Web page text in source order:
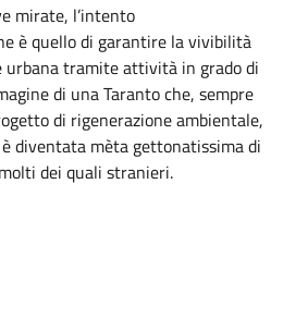
mirate, l’intento
è quello di garantire la vivibilità
urbana tramite attività in grado di
di una Taranto che, sempre
di rigenerazione ambientale,
diventata mèta gettonatissima di
dei quali stranieri.